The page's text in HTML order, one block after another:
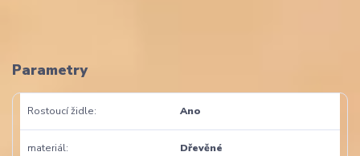
Parametry
Rostoucí židle Ano
materiál Dřevěné